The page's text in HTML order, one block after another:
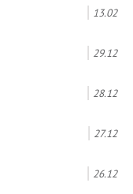
13.02
29.12
28.12
27.12
26.12